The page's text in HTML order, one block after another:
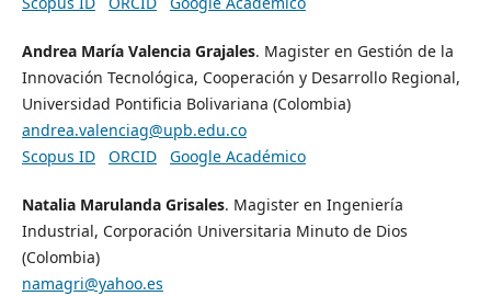
Andrea María Valencia Grajales. Magister en Gestión de la
Innovación Tecnológica, Cooperación y Desarrollo Regional,
Universidad Pontificia Bolivariana (Colombia)
andrea.valenciag@upb.edu.co
Scopus ID
ORCID Google Académico
Natalia Marulanda Grisales. Magister en Ingeniería
Industrial, Corporación Universitaria Minuto de Dios
(Colombia)
namagri@yahoo.es